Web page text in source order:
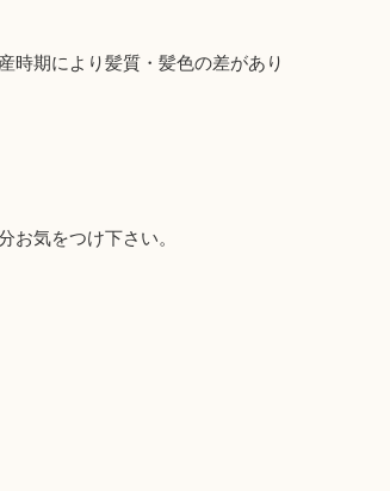
時期により髪質・髪色の差があり
気をつけ下さい。